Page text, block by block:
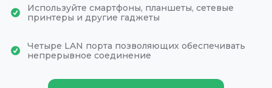
Используйте смартфоны, планшеты, сетевые
принтеры и другие гаджеты
Четыре LAN порта позволяющих обеспечивать
непрерывное соединение